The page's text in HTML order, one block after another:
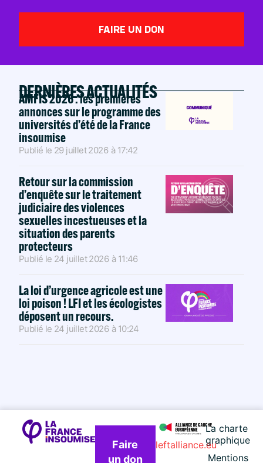
FAIRE UN DON
DERNIÈRES ACTUALITÉS
AMFIS 2026 : les premières
annonces sur le programme des
universités d’été de la France
insoumise
Publié le 29 juillet 2026 à 17:42
Retour sur la commission
d’enquête sur le traitement
judiciaire des violences
sexuelles incestueuses et la
situation des parents
protecteurs
Publié le 24 juillet 2026 à 11:46
La loi d’urgence agricole est une
loi poison ! LFI et les écologistes
déposent un recours.
Publié le 24 juillet 2026 à 10:24
Faire
un don
La charte
graphique
Mentions
leftalliance.eu